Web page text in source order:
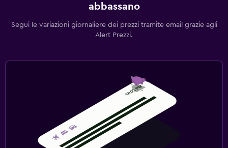
abbassano
Segui le variazioni giornaliere dei prezzi tramite email grazie agli
Alert Prezzi.